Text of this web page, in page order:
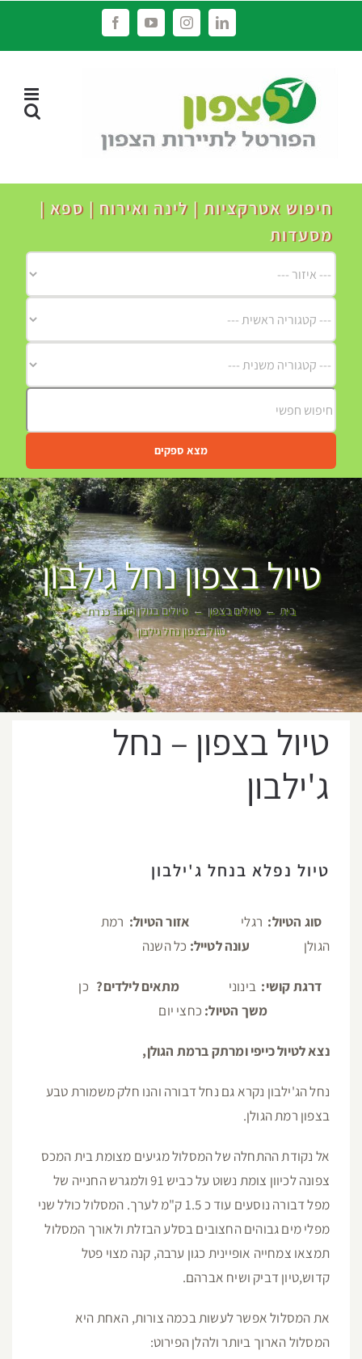
LinkedIn
Instagram
YouTube
Facebook
חיפוש אטרקציות | לינה ואירוח | ספא |
מסעדות
מצא ספקים
טיול בצפון נחל גילבון
בית טיולים בצפון
טיולים בגולן וסובב כנרת
טיול בצפון נחל גילבון
טיול בצפון – נחל
ג'ילבון
טיול נפלא בנחל ג'ילבון
סוג הטיול: רגלי אזור הטיול: רמת
הגולן
עונה לטייל: כל השנה
דרגת קושי: בינוני מתאים לילדים? כן
משך הטיול: כחצי יום
נצא לטיול כייפי ומרתק ברמת הגולן,
נחל הג'ילבון נקרא גם נחל דבורה והנו חלק משמורת טבע
בצפון רמת הגולן.
אל נקודת ההתחלה של המסלול מגיעים מצומת בית המכס
צפונה לכיוון צומת נשוט על כביש 91 ולמגרש החנייה של
מפל דבורה נוסעים עוד כ 1.5 ק"מ לערך. המסלול כולל שני
מפלי מים גבוהים החצובים בסלע הבזלת ולאורך המסלול
תמצאו צמחייה אופיינית כגון ערבה, קנה מצוי פטל
קדוש,טיון דביק ושיח אברהם.
את המסלול אפשר לעשות בכמה צורות, האחת היא
המסלול הארוך ביותר ולהלן הפירוט: